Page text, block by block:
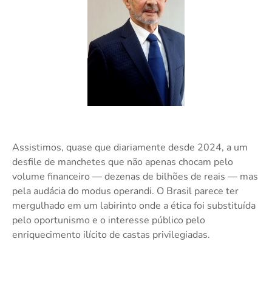
Assistimos, quase que diariamente desde 2024, a um
desfile de manchetes que não apenas chocam pelo
volume financeiro — dezenas de bilhões de reais — mas
pela audácia do modus operandi. O Brasil parece ter
mergulhado em um labirinto onde a ética foi substituída
pelo oportunismo e o interesse público pelo
enriquecimento ilícito de castas privilegiadas.